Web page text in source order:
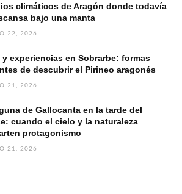
climáticos de Aragón donde todavía
bajo una manta
22, 2026
y experiencias en Sobrarbe: formas
de descubrir el Pirineo aragonés
21, 2026
de Gallocanta en la tarde del
cuando el cielo y la naturaleza
protagonismo
21, 2026